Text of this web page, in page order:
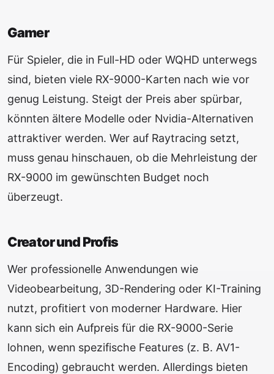
Gamer
Für Spieler, die in Full-HD oder WQHD unterwegs
sind, bieten viele RX-9000-Karten nach wie vor
genug Leistung. Steigt der Preis aber spürbar,
könnten ältere Modelle oder Nvidia-Alternativen
attraktiver werden. Wer auf Raytracing setzt,
muss genau hinschauen, ob die Mehrleistung der
RX-9000 im gewünschten Budget noch
überzeugt.
Creator und Profis
Wer professionelle Anwendungen wie
Videobearbeitung, 3D-Rendering oder KI-Training
nutzt, profitiert von moderner Hardware. Hier
kann sich ein Aufpreis für die RX-9000-Serie
lohnen, wenn spezifische Features (z. B. AV1-
Encoding) gebraucht werden. Allerdings bieten